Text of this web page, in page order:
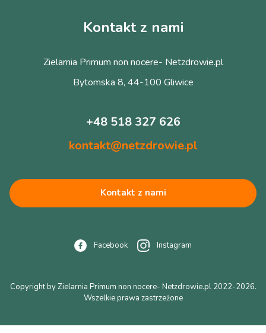
Kontakt z nami
Zielarnia Primum non nocere- Netzdrowie.pl
Bytomska 8, 44-100 Gliwice
+48 518 327 626
kontakt@netzdrowie.pl
Kontakt z nami
Facebook Instagram
Copyright by Zielarnia Primum non nocere- Netzdrowie.pl 2022-2026.
Wszelkie prawa zastrzeżone